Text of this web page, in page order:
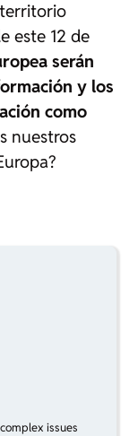
este 12 de
serán
y los
como
nuestros
issues